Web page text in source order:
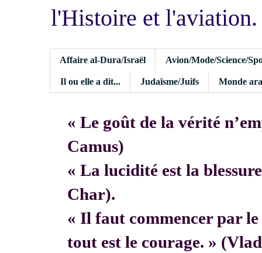
l'Histoire et l'aviation.
Affaire al-Dura/Israël Avion/Mode/Science/
Il ou elle a dit... Judaïsme/Juifs Monde
« Le goût de la vérité
Camus)
« La lucidité est la
Char).
« Il faut commencer par le
tout est le courage. »